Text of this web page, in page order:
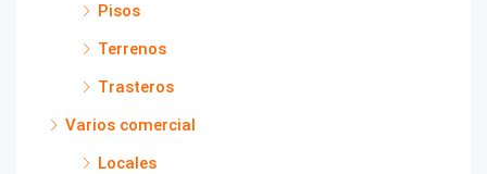
Pisos
Terrenos
Trasteros
Varios comercial
Locales